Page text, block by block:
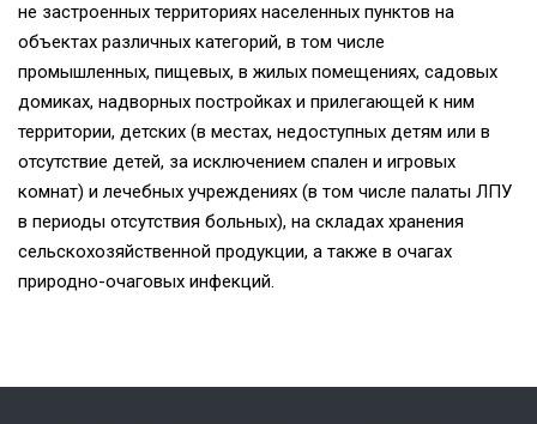
не застроенных территориях населенных пунктов на
объектах различных категорий, в том числе
промышленных, пищевых, в жилых помещениях, садовых
домиках, надворных постройках и прилегающей к ним
территории, детских (в местах, недоступных детям или в
отсутствие детей, за исключением спален и игровых
комнат) и лечебных учреждениях (в том числе палаты ЛПУ
в периоды отсутствия больных), на складах хранения
сельскохозяйственной продукции, а также в очагах
природно-очаговых инфекций.